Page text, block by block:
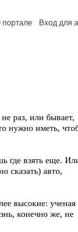
Вход для
раз, или бывает,
нужно иметь,
где взять еще.
сказать) авто,
высокие: ученая
конечно же, не